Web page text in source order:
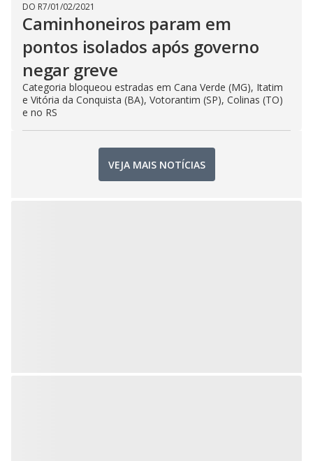
DO R7/01/02/2021
Caminhoneiros param em
pontos isolados após governo
negar greve
Categoria bloqueou estradas em Cana Verde (MG), Itatim
e Vitória da Conquista (BA), Votorantim (SP), Colinas (TO)
e no RS
VEJA MAIS NOTÍCIAS